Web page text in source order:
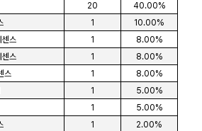
20
40.00%
1
10.00%
센스
1
8.00%
센스
1
8.00%
스
1
8.00%
1
5.00%
1
5.00%
1
2.00%